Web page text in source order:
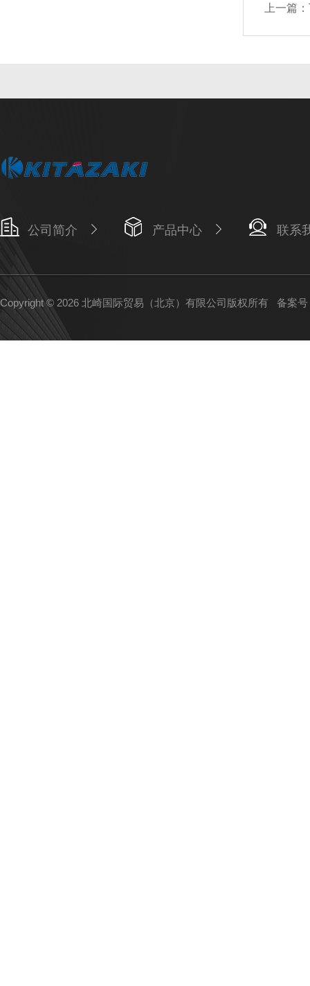
上一篇：
公司简介 产品中心 联系
Copyright © 2026 北崎国际贸易（北京）有限公司版权所有 备案号